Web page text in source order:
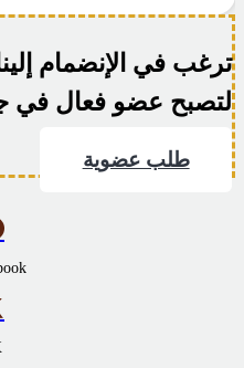
ترغب في الإنضمام
لتصبح عضو فعال في
طلب عضوية